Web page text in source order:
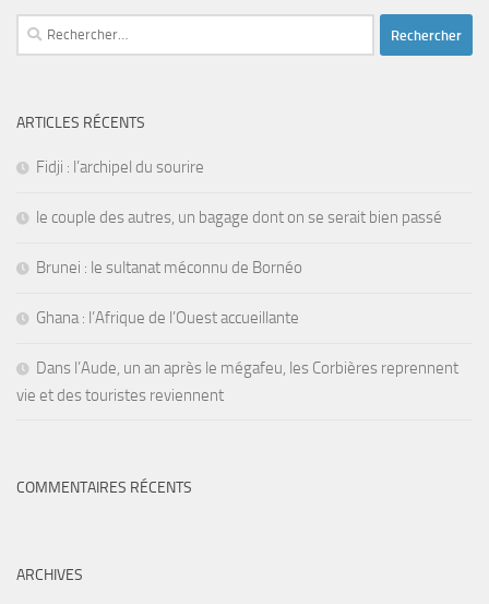
Rechercher :
ARTICLES RÉCENTS
Fidji : l’archipel du sourire
le couple des autres, un bagage dont on se serait bien passé
Brunei : le sultanat méconnu de Bornéo
Ghana : l’Afrique de l’Ouest accueillante
Dans l’Aude, un an après le mégafeu, les Corbières reprennent
vie et des touristes reviennent
COMMENTAIRES RÉCENTS
ARCHIVES